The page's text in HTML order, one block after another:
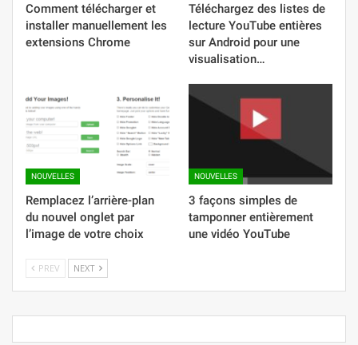
Comment télécharger et
installer manuellement les
extensions Chrome
Téléchargez des listes de
lecture YouTube entières
sur Android pour une
visualisation…
NOUVELLES
Remplacez l’arrière-plan
du nouvel onglet par
l’image de votre choix
NOUVELLES
3 façons simples de
tamponner entièrement
une vidéo YouTube
PREV NEXT